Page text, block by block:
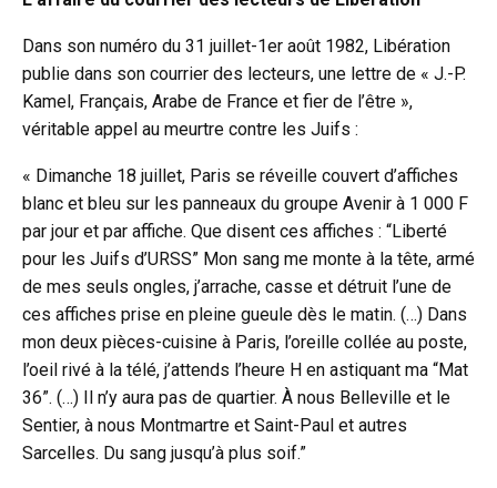
Dans son numéro du 31 juillet-1er août 1982, Libération
publie dans son courrier des lecteurs, une lettre de « J.-P.
Kamel, Français, Arabe de France et fier de l’être »,
véritable appel au meurtre contre les Juifs :
« Dimanche 18 juillet, Paris se réveille couvert d’affiches
blanc et bleu sur les panneaux du groupe Avenir à 1 000 F
par jour et par affiche. Que disent ces affiches : “Liberté
pour les Juifs d’URSS” Mon sang me monte à la tête, armé
de mes seuls ongles, j’arrache, casse et détruit l’une de
ces affiches prise en pleine gueule dès le matin. (…) Dans
mon deux pièces-cuisine à Paris, l’oreille collée au poste,
l’oeil rivé à la télé, j’attends l’heure H en astiquant ma “Mat
36”. (…) Il n’y aura pas de quartier. À nous Belleville et le
Sentier, à nous Montmartre et Saint-Paul et autres
Sarcelles. Du sang jusqu’à plus soif.”